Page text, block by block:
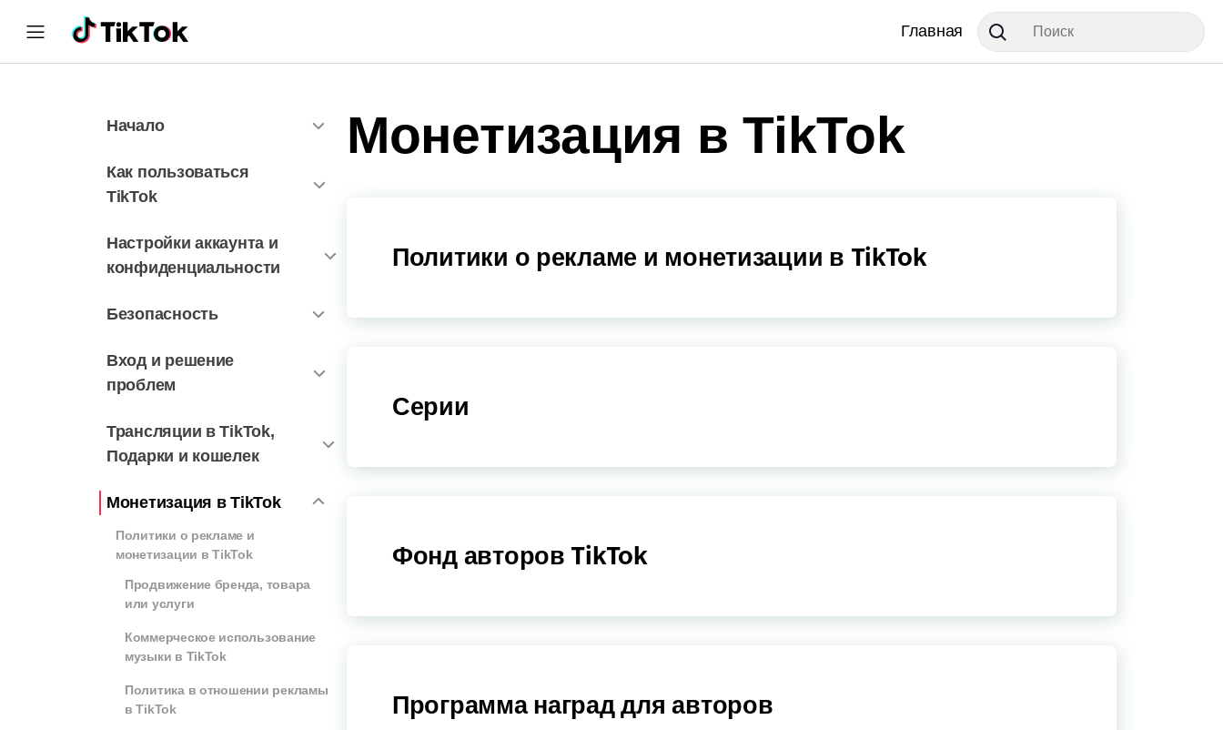
Главная
Начало
Как пользоваться
TikTok
Настройки аккаунта и
конфиденциальности
Безопасность
Вход и решение
проблем
Трансляции в TikTok,
Подарки и кошелек
Монетизация в TikTok
Политики о рекламе и
монетизации в TikTok
Продвижение бренда, товара
или услуги
Коммерческое использование
музыки в TikTok
Политика в отношении рекламы
в TikTok
Монетизация в TikTok
Политики о рекламе и монетизации в TikTok
Серии
Фонд авторов TikTok
Программа наград для авторов